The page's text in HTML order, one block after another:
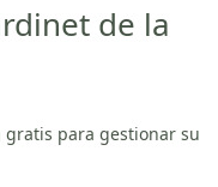
de la
gratis para gestionar su